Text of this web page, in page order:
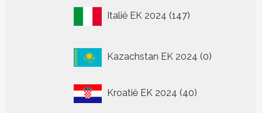
Italië EK 2024 147
producten
Kazachstan EK 2024 0
producten
Kroatië EK 2024 4040